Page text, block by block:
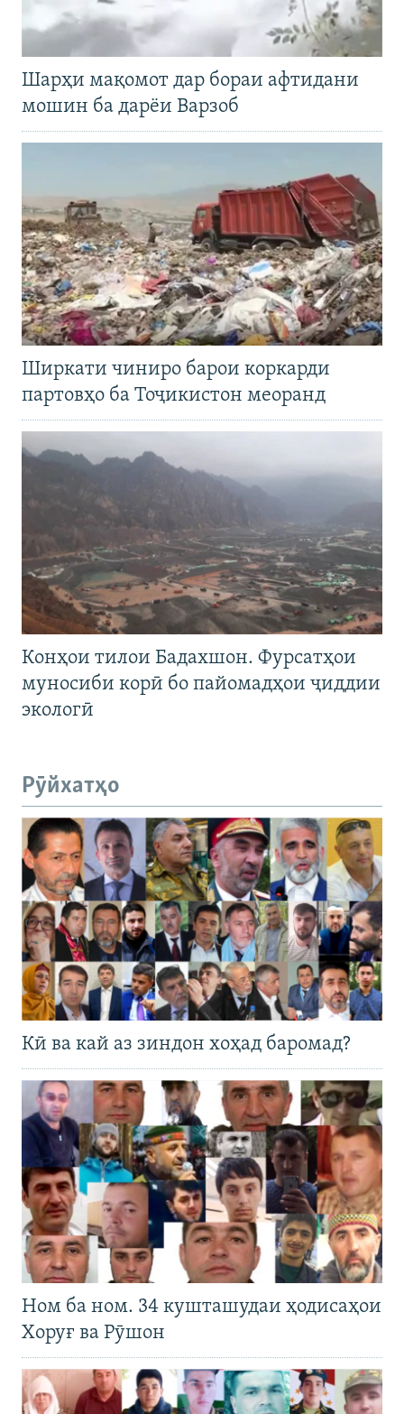
Шарҳи мақомот дар бораи афтидани
мошин ба дарёи Варзоб
Ширкати чиниро барои коркарди
партовҳо ба Тоҷикистон меоранд
Конҳои тилои Бадахшон. Фурсатҳои
муносиби корӣ бо пайомадҳои ҷиддии
экологӣ
Рӯйхатҳо
Кӣ ва кай аз зиндон хоҳад баромад?
Ном ба ном. 34 кушташудаи ҳодисаҳои
Хоруғ ва Рӯшон